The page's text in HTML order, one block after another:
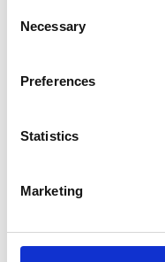
Selection
Necessary
Preferences
Statistics
Marketing
+